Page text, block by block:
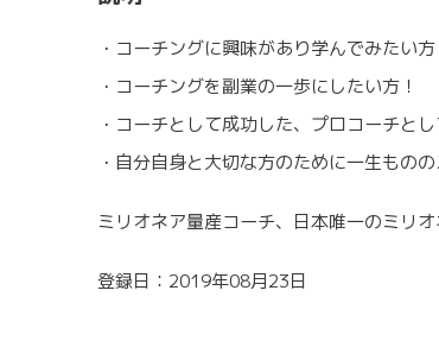
・コーチングに興味があり学んでみたい方
・コーチングを副業の一歩にしたい方！
・コーチとして成功した、プロコーチと
・自分自身と大切な方のために一生もの
ミリオネア量産コーチ、日本唯一のミリ
登録日：2019年08月23日